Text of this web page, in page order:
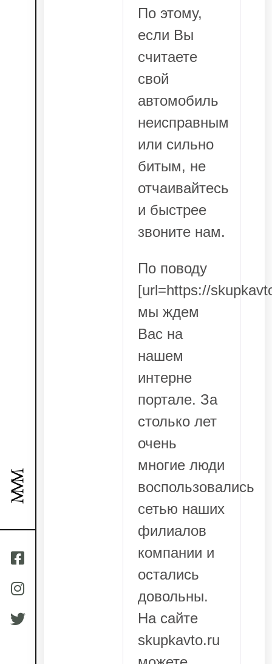
По этому,
если Вы
считаете
свой
автомобиль
неисправным
или сильно
битым, не
отчаивайтесь
и быстрее
звоните нам.
По поводу
[url=https://
мы ждем
Вас на
нашем
интерне
портале. За
столько лет
очень
многие люди
воспользовались
сетью наших
филиалов
компании и
остались
довольны.
На сайте
skupkavto.ru